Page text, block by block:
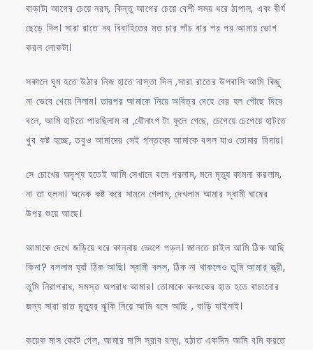
বাড়াটা আগের চেয়ে নরম, কিন্তু আগের চেয়ে বেশী সময় ধরে ঠাপাল, এবং বীর্য
ছেড়ে দিল। সারা রাতে নব বিবাহিতের মত চার পাঁচ বার পর পর আমায় ভোগ
করল লোকটা।
সকালে ঘুম হতে উঠার নিজ হাতে নাস্তা দিল ,সারা রাতের উপবাসি আমি কিছু
না ভেবে খেয়ে নিলাম। তারপর আমাকে নিয়ে অবিত্র দেহে বের হল পৌছে দিবে
বলে, আমি হাটতে পারছিলাম না ,যৌনাংগ টা ফুলে গেছে, চেগেয়ে চেগেয়ে হাটতে
খুব কষ্ট হচ্ছে, তবুও আমাদের সেই গন্তব্যে আমাকে বলল যাও তোমার বিদায়।
সে চোখের অদৃশ্য হতেই আমি সেখানে বসে পরলাম, মনে মৃত্যু কামনা করলাম,
না তা হলনা। অনেক কষ্ট করে সামনে গেলাম, দেখলাম আমার স্বামী ঘাষের
উপর শুয়ে আছে।
আমাকে দেখে জড়িয়ে ধরে কান্নায় ভেংগে পড়ল। জানতে চাইল আমি ঠিক আছি
কিনা? বললাম হ্যাঁ ঠিক আছি। স্বামী বলল, ঠিক না থাকলেও তুমি আমার স্ত্রী,
তুমি নিরাপরাধ, সমস্ত অপরাধ আমার। তোমাকে কলংকের হাত হতে বাচানোর
জন্য সারা রাত মৃত্যুর ঝুকি নিয়ে আমি বসে আছি , বাড়ি যাইনাই।
কয়েক মাস কেটে গেল, আমার মাসি স্রাব বন্ধ, হঠাত একদিন আমি বমি করতে